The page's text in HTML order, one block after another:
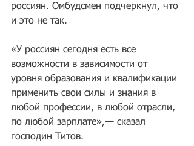
россиян. Омбудсмен подчеркнул, что
и это не так.
«У россиян сегодня есть все
возможности в зависимости от
уровня образования и квалификации
применить свои силы и знания в
любой профессии, в любой отрасли,
по любой зарплате»,— сказал
господин Титов.